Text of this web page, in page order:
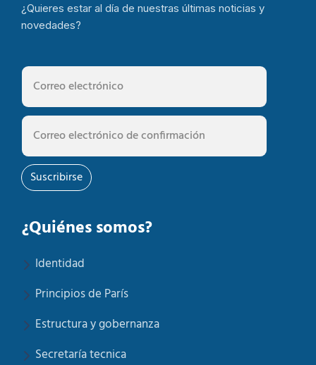
¿Quieres estar al día de nuestras últimas noticias y
novedades?
Suscribirse
¿Quiénes somos?
Identidad
Principios de París
Estructura y gobernanza
Secretaría tecnica